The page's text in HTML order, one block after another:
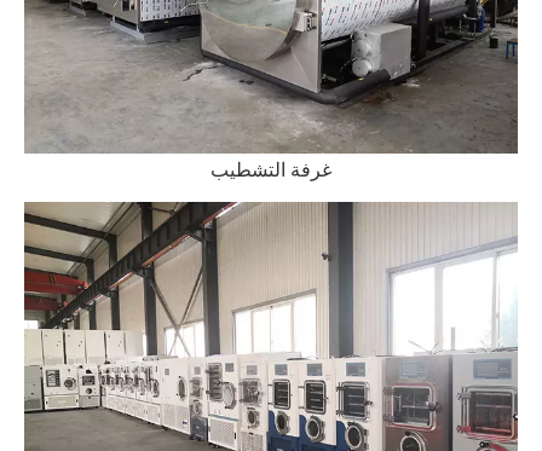
غرفة التشطيب